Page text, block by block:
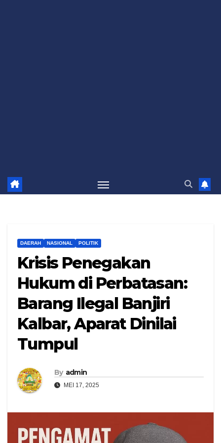
DAERAH NASIONAL POLITIK
Krisis Penegakan
Hukum di Perbatasan:
Barang Ilegal Banjiri
Kalbar, Aparat Dinilai
Tumpul
By admin
MEI 17, 2025